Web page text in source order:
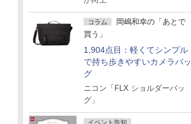
コラム
岡嶋和幸の「あとで
買う」
1,904点目：軽くてシンプル
で持ち歩きやすいカメラバッ
グ
ニコン「FLX ショルダーバッ
グ」
イベント告知